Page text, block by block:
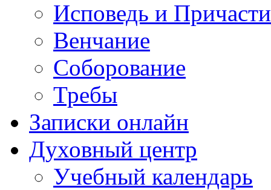
Исповедь и
Венчание
Соборование
Требы
Записки онлайн
Духовный центр
Учебный календарь